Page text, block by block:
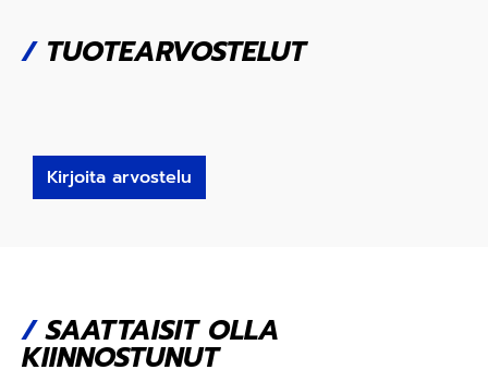
/TUOTEARVOSTELUT
Kirjoita arvostelu
/SAATTAISIT OLLA
KIINNOSTUNUT